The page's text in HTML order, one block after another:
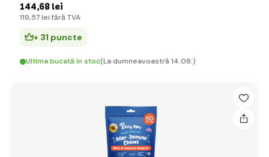
144,68 lei
119,57 lei fără TVA
+ 31 puncte
Ultima bucată în stoc(La dumneavoastră 14.08.)